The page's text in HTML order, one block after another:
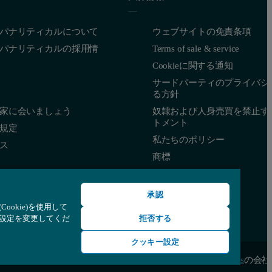
ナリティカルについて
ナリティカルの採用情
に会いましょう
定
ウェブサイトの免責条項
Terms of sale & service
Cookieに関する通知
サードパーティのプライバシ
る方針
奴隷および人身売買を禁止す
トメント
私たちのポリシー
商標
Spectrisの会
を使用して
定を変更してくだ
承認
拒否する
クッキー設定